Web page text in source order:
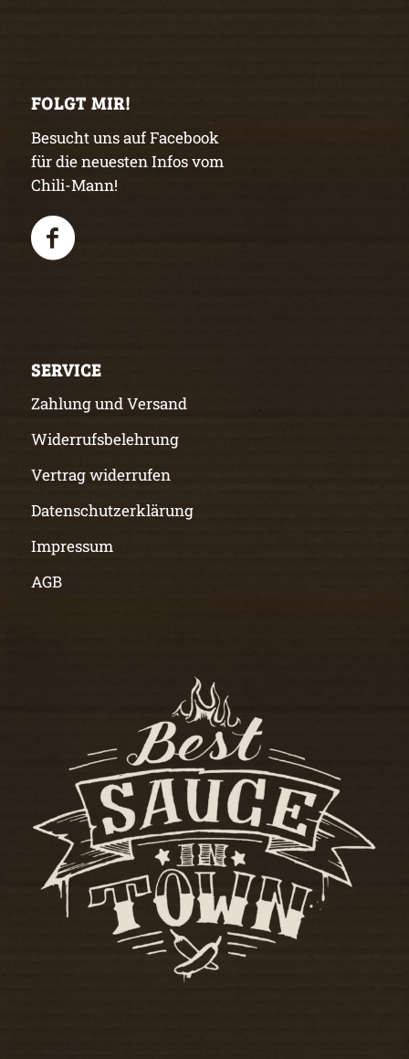
FOLGT MIR!
Besucht uns auf Facebook
für die neuesten Infos vom
Chili-Mann!
SERVICE
Zahlung und Versand
Widerrufsbelehrung
Vertrag widerrufen
Datenschutzerklärung
Impressum
AGB